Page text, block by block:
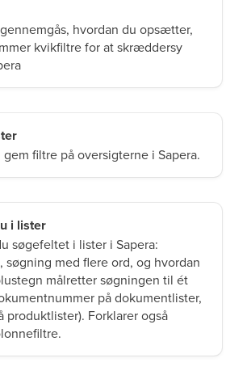
hvordan du opsætter,
kvikfiltre for at skræddersy
filtre på oversigterne i Sapera.
i lister
søgefeltet i lister i Sapera:
søgning med flere ord, og hvordan
målretter søgningen til ét
på dokumentlister,
produktlister). Forklarer også